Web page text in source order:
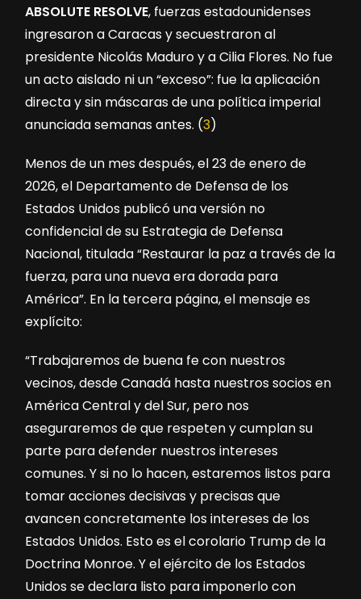
ABSOLUTE RESOLVE, fuerzas estadounidenses
ingresaron a Caracas y secuestraron al
presidente Nicolás Maduro y a Cilia Flores. No fue
un acto aislado ni un “exceso”: fue la aplicación
directa y sin máscaras de una política imperial
anunciada semanas antes. (3)
Menos de un mes después, el 23 de enero de
2026, el Departamento de Defensa de los
Estados Unidos publicó una versión no
confidencial de su Estrategia de Defensa
Nacional, titulada “Restaurar la paz a través de la
fuerza, para una nueva era dorada para
América”. En la tercera página, el mensaje es
explícito:
“Trabajaremos de buena fe con nuestros
vecinos, desde Canadá hasta nuestros socios en
América Central y del Sur, pero nos
aseguraremos de que respeten y cumplan su
parte para defender nuestros intereses
comunes. Y si no lo hacen, estaremos listos para
tomar acciones decisivas y precisas que
avancen concretamente los intereses de los
Estados Unidos. Esto es el corolario Trump de la
Doctrina Monroe. Y el ejército de los Estados
Unidos se declara listo para imponerlo con